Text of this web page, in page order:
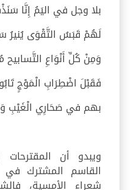
بلا وجل في اليَمُ إِنَّا
لَهُمْ قَبَسُ التَّقْوَى يُنيرُ
وَمِنْ كُلِّ أَنْوَاعِ التَّسابيح
فَقَبْلَ اضْطِرَابِ الْمَوْجٍ
بهم في صَحَارِي الْغَيْبِ
ويبدو أن المقترحات
القاسم المشترك
شعراء الأمسية،